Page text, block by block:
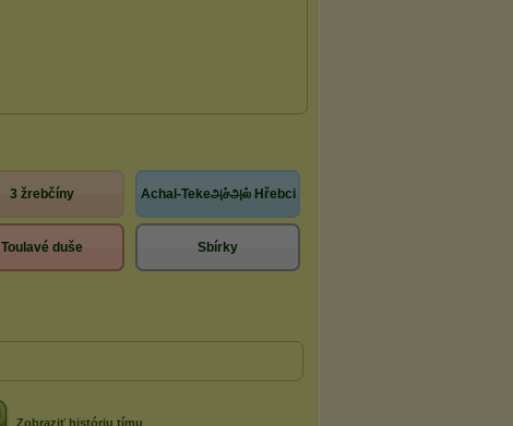
3 žrebčíny Achal-Tekeஅச்அல் Hřebci
Toulavé duše Sbírky
Zobraziť históriu tímu